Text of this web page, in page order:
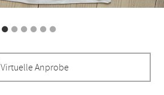
Virtuelle Anprobe